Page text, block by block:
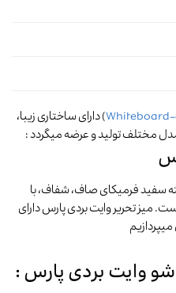
) دارای ساختاری زیبا،
سفید فرمیکای صاف، شفاف، با
میز تحریر وایت بردی پارس دارای
وایت بردی پارس :